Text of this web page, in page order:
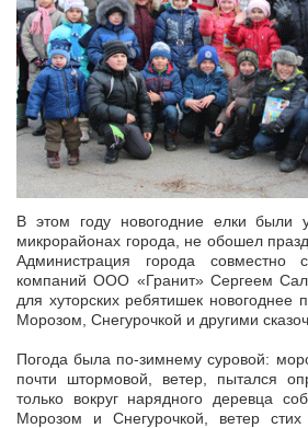
В этом году новогодние елки были
микрорайонах города, не обошел
Администрация города совместно
компаний ООО «Гранит» Сергеем
для хуторских ребятишек новогоднее
Морозом, Снегурочкой и другими
Погода была по-зимнему суровой:
почти штормовой, ветер, пытался
только вокруг нарядного деревца
Морозом и Снегурочкой, ветер